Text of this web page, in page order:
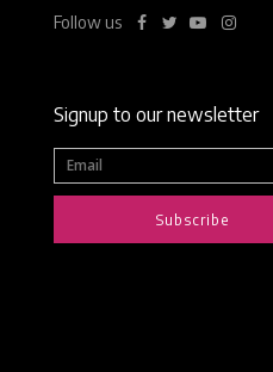
Follow us
Signup to our newsletter
Subscribe